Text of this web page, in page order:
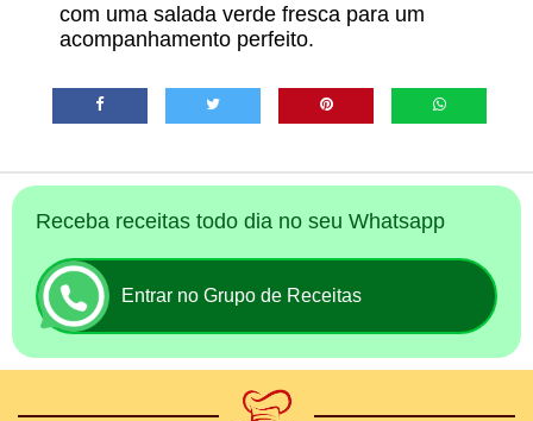
com uma salada verde fresca para um
acompanhamento perfeito.
Receba receitas todo dia no seu Whatsapp
Entrar no Grupo de Receitas